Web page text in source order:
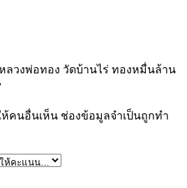
ลวงพ่อทอง วัดบ้านไร่ ทองหมื่นล้าน
ห้คนอื่นเห็น ช่องข้อมูลจำเป็นถูกทำ